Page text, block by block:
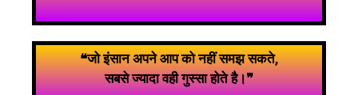
❝जो इंसान अपने आप को नहीं समझ सकते,
सबसे ज्यादा वही गुस्सा होते है।❞